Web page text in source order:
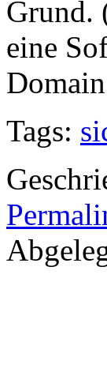
Grund.
eine
Tags: